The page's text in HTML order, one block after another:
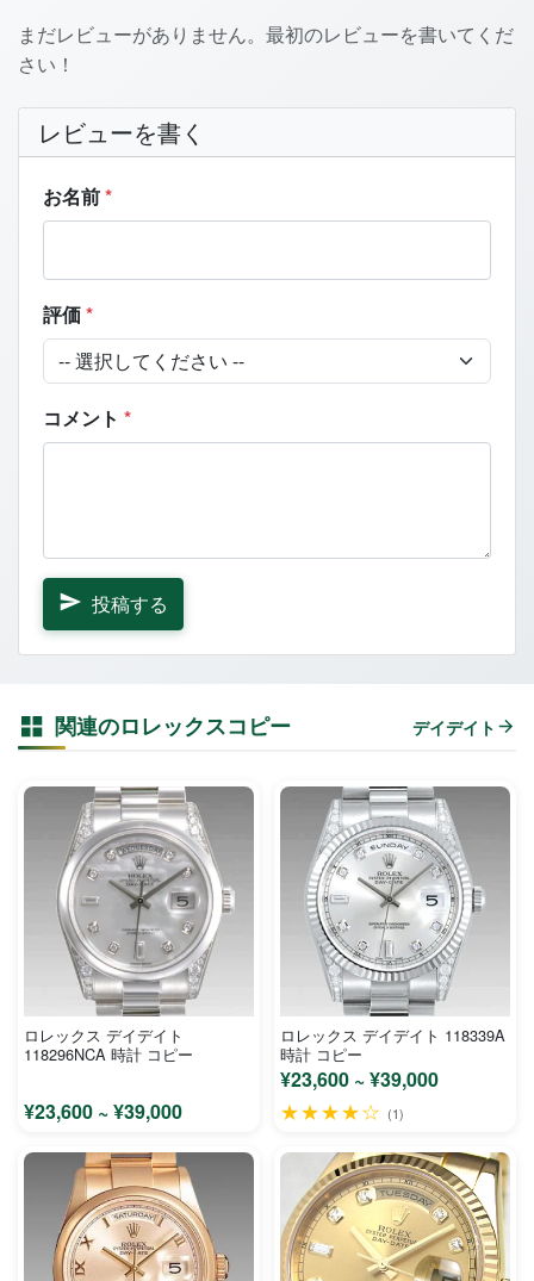
まだレビューがありません。最初のレビューを書いてくだ
さい！
レビューを書く
お名前*
評価*
コメント *
投稿する
関連のロレックスコピー デイデイト
ロレックス デイデイト
118296NCA 時計 コピー
¥23,600 ~ ¥39,000
ロレックス デイデイト 118339A
時計 コピー
¥23,600 ~ ¥39,000
★★★★☆ (1)